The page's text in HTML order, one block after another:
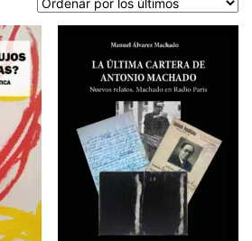
los
últimos